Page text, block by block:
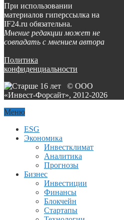
При использовании
материалов гиперссылка на
IF24.ru обязательна.
Мнение редакции может не
совпадать с мнением автора
Политика
конфиденциальности
© ООО
«Инвест-Форсайт», 2012-2026
Меню
ESG
Экономика
Инвестклимат
Аналитика
Прогнозы
Бизнес
Инвестиции
Финансы
Блокчейн
Стартапы